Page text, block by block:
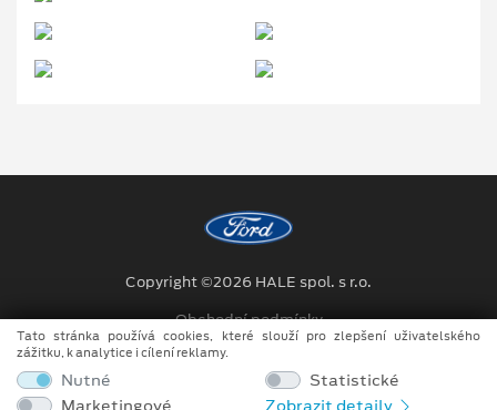
Copyright ©2026 HALE spol. s r.o.
Obchodní podmínky
Ochrana osobních údajů
Prohlášení o zpracování údajů konečných zákazníků
Tato stránka používá cookies, které slouží pro zlepšení uživatelského
zážitku, k analytice i cílení reklamy.
Nutné
Statistické
Marketingové
Zobrazit detaily